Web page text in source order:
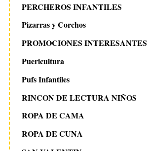
PERCHEROS INFANTILES
Pizarras y Corchos
PROMOCIONES INTERESANTES
Puericultura
Pufs Infantiles
RINCON DE LECTURA NIÑOS
ROPA DE CAMA
ROPA DE CUNA